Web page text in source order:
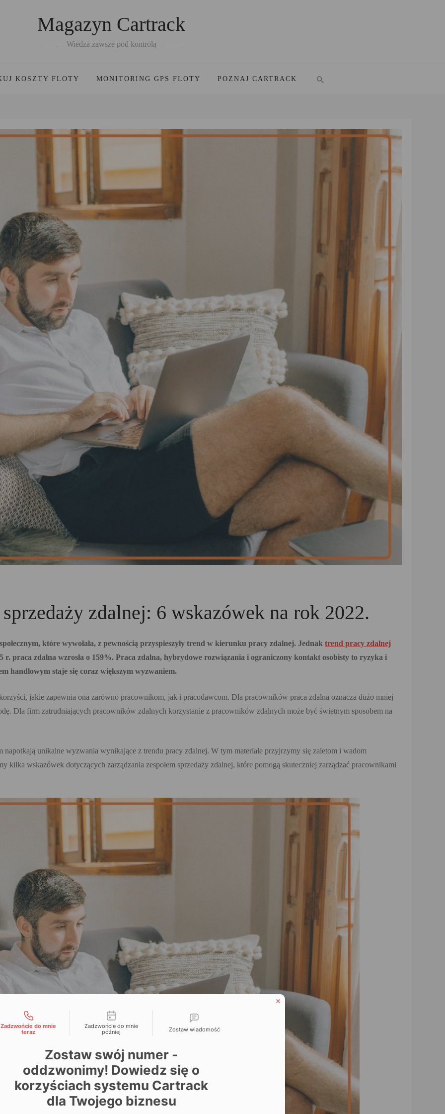
Magazyn Cartrack
Wiedza zawsze pod kontrolą
KOSZTY FLOTY MONITORING GPS FLOTY POZNAJ CARTRACK
sprzedaży zdalnej: 6 wskazówek na rok 2022.
które wywołała, z pewnością przyspieszyły trend w kierunku pracy zdalnej. Jednaktrend pracy zdalnej
r. praca zdalna wzrosła o 159%. Praca zdalna, hybrydowe rozwiązania i ograniczony kontakt osobisty to ryzyka i
handlowym staje się coraz większym wyzwaniem.
jakie zapewnia ona zarówno pracownikom, jak i pracodawcom. Dla pracowników praca zdalna oznacza dużo mniej
Dla firm zatrudniających pracowników zdalnych korzystanie z pracowników zdalnych może być świetnym sposobem na
napotkają unikalne wyzwania wynikające z trendu pracy zdalnej. W tym materiale przyjrzymy się zaletom i wadom
kilka wskazówek dotyczących zarządzania zespołem sprzedaży zdalnej, które pomogą skuteczniej zarządzać pracownikami
kontaktu
Zadzwońcie do mnie
teraz
Zadzwońcie do mnie
później
Zostaw wiadomość
Zostaw swój numer -
oddzwonimy! Dowiedz się o
korzyściach systemu Cartrack
dla Twojego biznesu